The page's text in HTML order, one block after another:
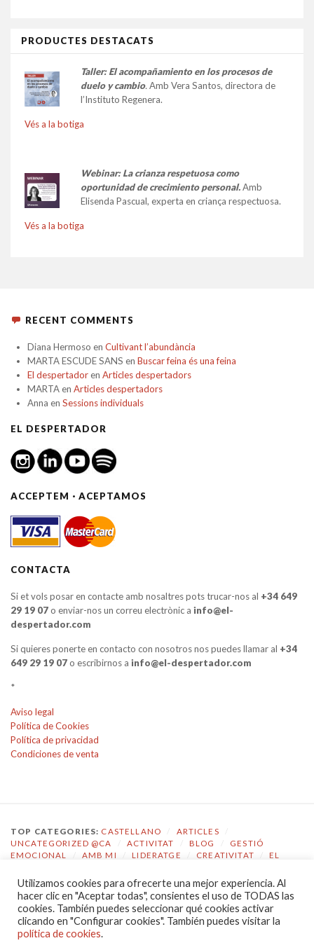
PRODUCTES DESTACATS
Taller: El acompañamiento en los procesos de
duelo y cambio.Amb Vera Santos, directora de
l’Instituto Regenera.
Vés a la botiga
Webinar: La crianza respetuosa como
oportunidad de crecimiento personal.Amb
Elisenda Pascual, experta en criança respectuosa.
Vés a la botiga
RECENT COMMENTS
Diana Hermoso en Cultivant l’abundància
MARTA ESCUDE SANS en Buscar feina és una feina
El despertadoren Articles despertadors
MARTAen Articles despertadors
Anna en Sessions individuals
EL DESPERTADOR
ACCEPTEM · ACEPTAMOS
CONTACTA
Si et vols posar en contacte amb nosaltres pots trucar-nos al +34 649
29 19 07o enviar-nos un correu electrònic a info@el-
despertador.com
Si quieres ponerte en contacto con nosotros nos puedes llamar al +34
649 29 19 07o escribirnos a info@el-despertador.com
*
Aviso legal
Política de Cookies
Política de privacidad
Condiciones de venta
TOP CATEGORIES: CASTELLANO ARTICLES
UNCATEGORIZED @CA
ACTIVITAT BLOG
GESTIÓ
EMOCIONAL
AMB MI LIDERATGE CREATIVITAT
EL
TOP TAGS: COACHING / GESTIÓ EMOCIONAL / ECOLOGIA
EMOCIONAL / EL DESPERTADOR / CONSCIÈNCIA /
AUTOCONEIXEMENT / JOVES / COMPETÈNCIES /
COMUNICACIÓ / LIDERATGE
Utilizamos cookies para ofrecerte una mejor experiencia. Al
hacer clic en "Aceptar todas", consientes el uso de TODAS las
cookies. También puedes seleccionar qué cookies activar
clicando en "Configurar cookies". También puedes visitar la
política de cookies.